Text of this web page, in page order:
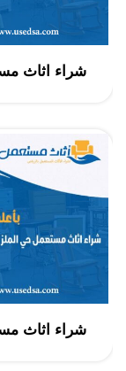
شراء اثاث
شراء اثاث